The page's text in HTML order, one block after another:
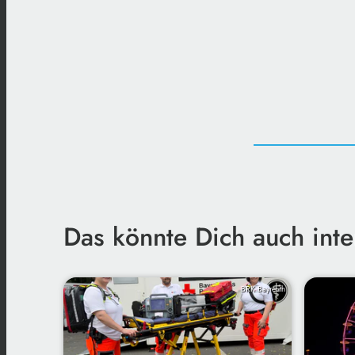
Das könnte Dich auch
BRK Bayreuth